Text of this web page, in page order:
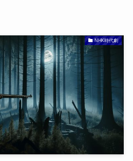
NHK時代劇